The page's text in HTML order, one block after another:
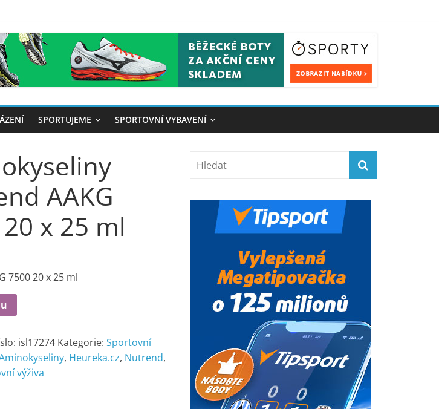
SPORTUJEME SPORTOVNÍ VYBAVENÍ
AAKG
x 25 ml
7500 20 x 25 ml
isl17274 Kategorie: Sportovní
, Heureka.cz, Nutrend,
výživa